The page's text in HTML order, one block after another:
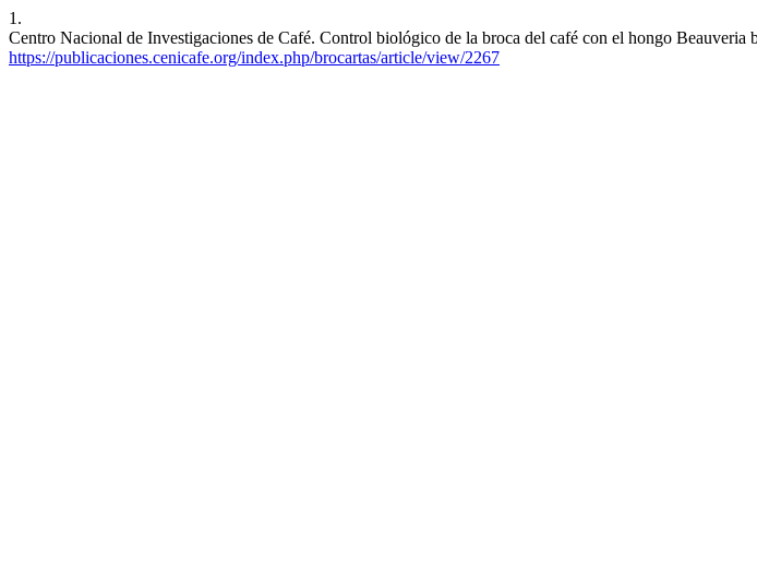
1.
Centro Nacional de Investigaciones de Café. Control biológico de la broca del café con el hongo
https://publicaciones.cenicafe.org/index.php/brocartas/article/view/2267